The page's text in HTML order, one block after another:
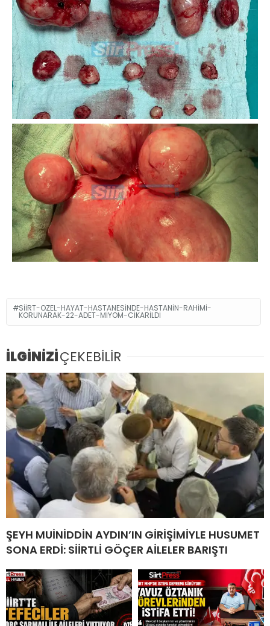
SIIRT-OZEL-HAYAT-HASTANESINDE-HASTANIN-RAHIMI-
KORUNARAK-22-ADET-MIYOM-CIKARILDI
İLGİNİZİÇEKEBİLİR
ŞEYH MUİNİDDİN AYDIN’IN GİRİŞİMİYLE HUSUMET
SONA ERDİ: SİİRTLİ GÖÇER AİLELER BARIŞTI